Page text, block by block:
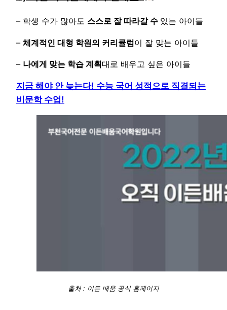
– 학생 수가 많아도 스스로 잘 따라갈 수 있는 아이들
– 체계적인 대형 학원의 커리큘럼이 잘 맞는 아이들
– 나에게 맞는 학습 계획대로 배우고 싶은 아이들
지금 해야 안 늦는다! 수능 국어 성적으로 직결되는
비문학 수업!
출처 : 이든 배움 공식 홈페이지